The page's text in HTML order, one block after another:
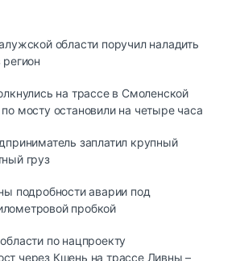
области поручил наладить
регион
на трассе в Смоленской
мосту остановили на четыре часа
заплатил крупный
груз
подробности аварии под
пробкой
по нацпроекту
через Кшень на трассе Ливны –